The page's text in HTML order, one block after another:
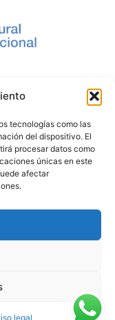
tecnologías como las
del dispositivo. El
procesar datos como
únicas en este
afectar
legal
de cancelación